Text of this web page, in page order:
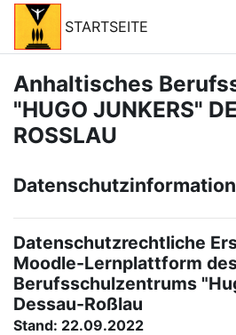
Zum Hauptinhalt
STARTSEITE
Anhaltisches
"HUGO JUNKERS"
ROSSLAU
Datenschutzrechtliche
Moodle-Lernplattform
Berufsschulzentrums
Dessau-Roßlau
Stand: 22.09.2022